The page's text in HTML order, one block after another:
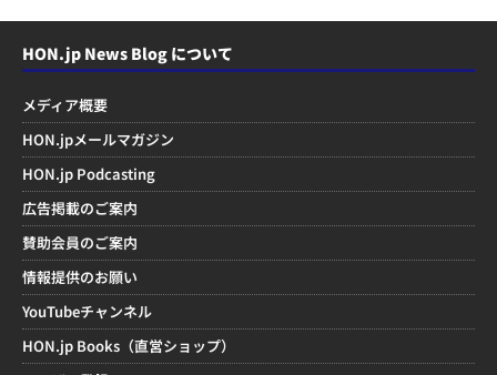
HON.jp News Blog について
メディア概要
HON.jpメールマガジン
HON.jp Podcasting
広告掲載のご案内
賛助会員のご案内
情報提供のお願い
YouTubeチャンネル
HON.jp Books（直営ショップ）